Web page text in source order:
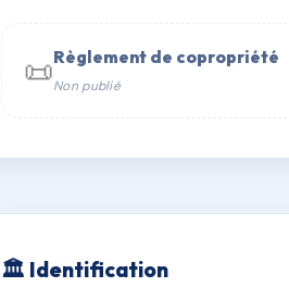
📞 Contacter Syndic Digital
📜Règlement de copropriété
Non publié
🏛 Identification